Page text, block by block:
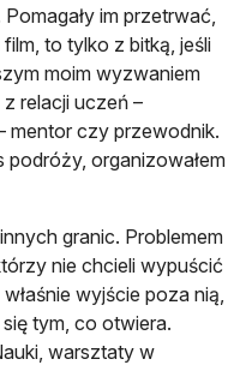
im przetrwać,
to tylko z bitką, jeśli
moim wyzwaniem
relacji uczeń –
mentor czy przewodnik.
podróży, organizowałem
granic. Problemem
nie chcieli wypuścić
wyjście poza nią,
tym, co otwiera.
warsztaty w